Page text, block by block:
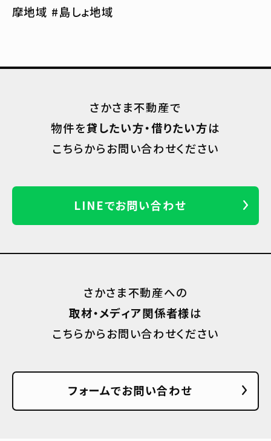
摩地域 #島しょ地域
さかさま不動産で
物件を貸したい方・借りたい方は
こちらからお問い合わせください
LINEでお問い合わせ
さかさま不動産への
取材・メディア関係者様は
こちらからお問い合わせください
フォームでお問い合わせ